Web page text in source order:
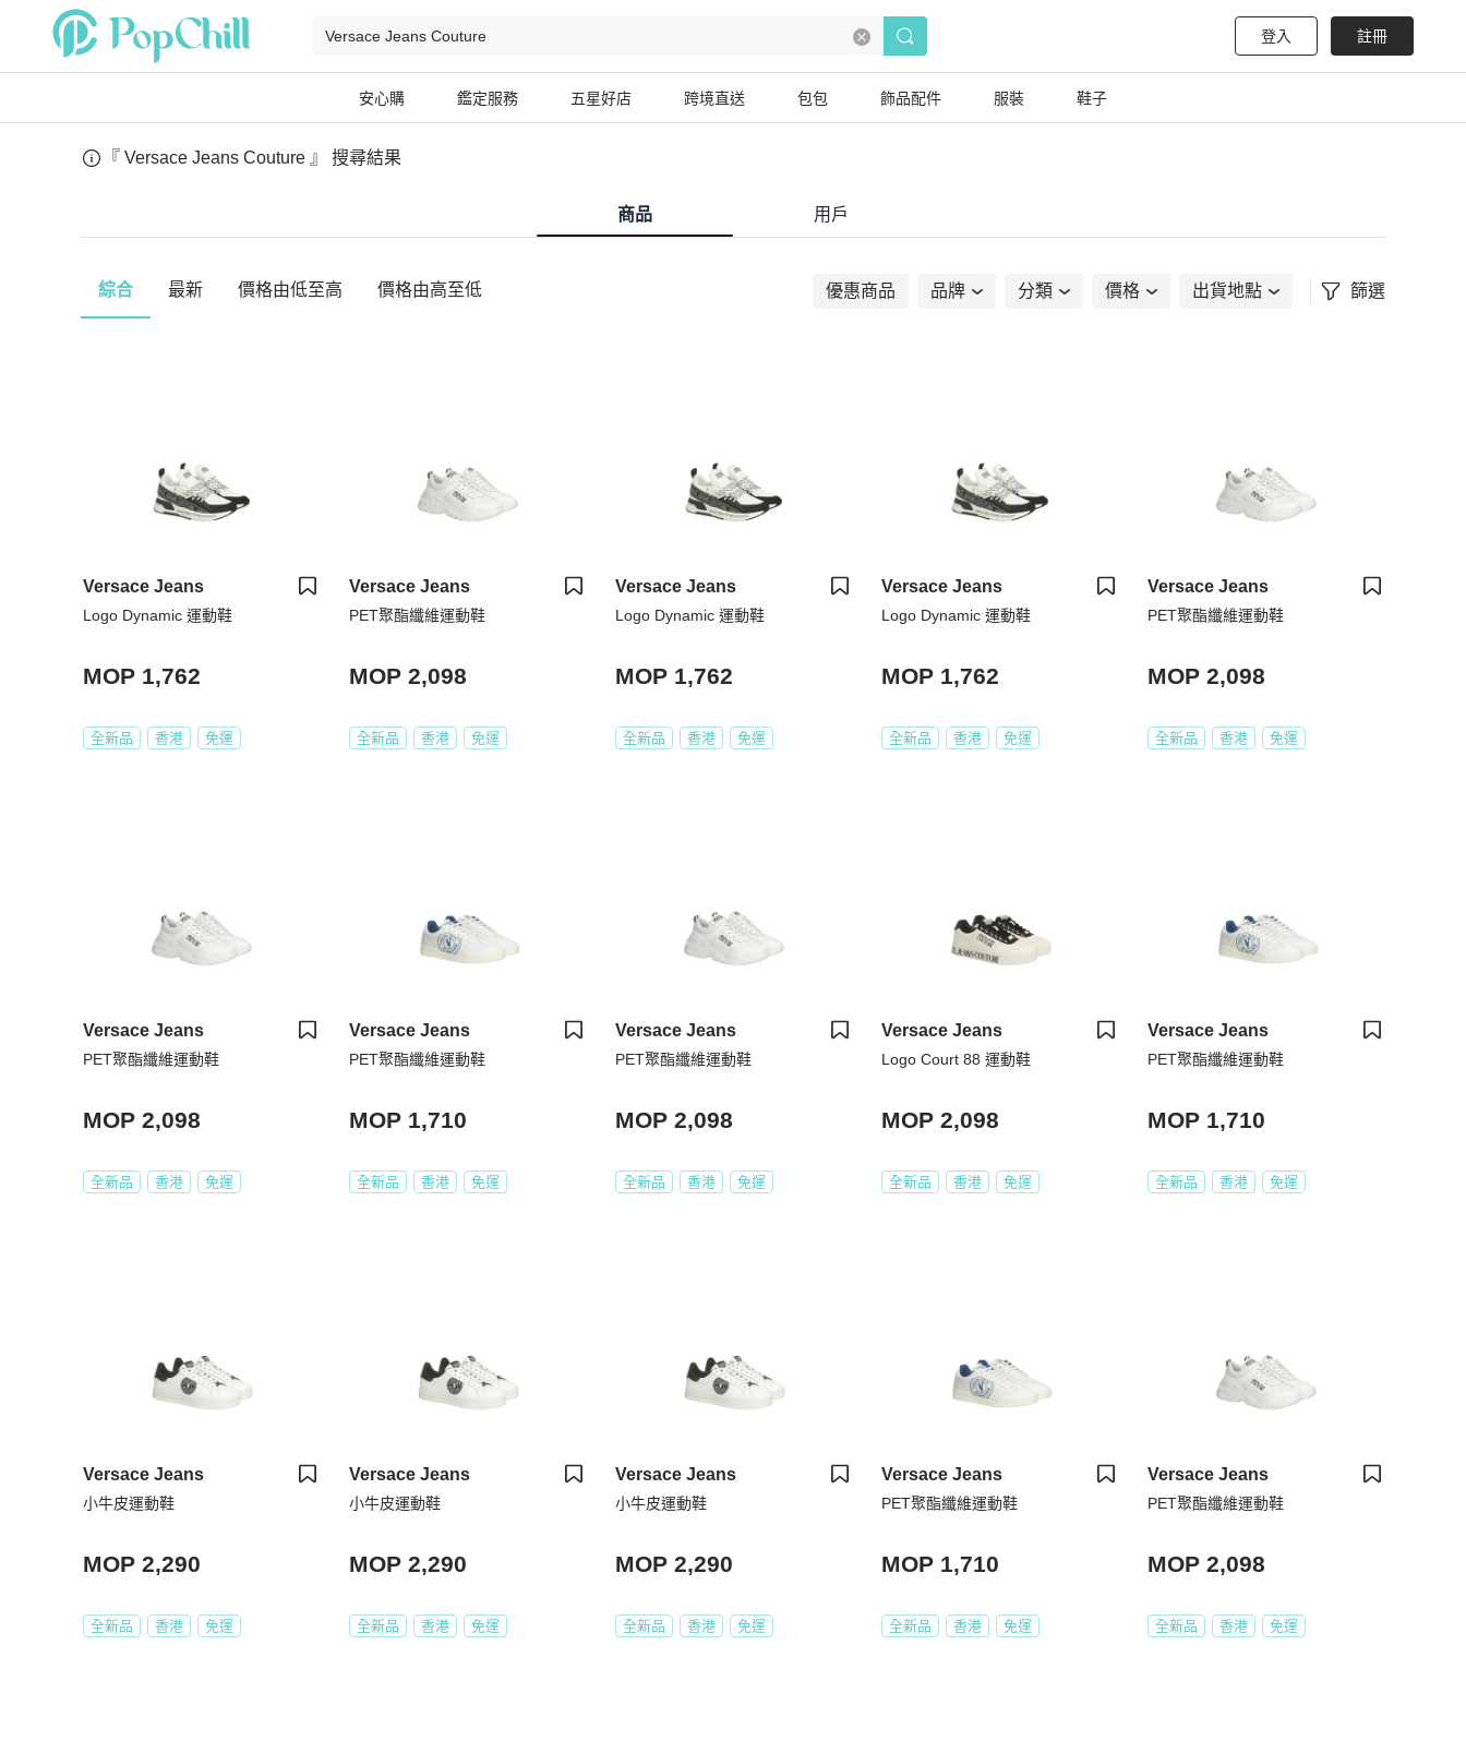
登入 註冊
安心購 鑑定服務 五星好店 跨境直送 包包 飾品配件 服裝 鞋子
『 Versace Jeans Couture 』 搜尋結果
商品 用戶
綜合 最新 價格由低至高 價格由高至低 優惠商品 品牌 分類 價格 出貨地點 篩選
Versace Jeans
Logo Dynamic 運動鞋
MOP 1,762
全新品 香港 免運
Versace Jeans
PET聚酯纖維運動鞋
MOP 2,098
全新品 香港 免運
Versace Jeans
Logo Dynamic 運動鞋
MOP 1,762
全新品 香港 免運
Versace Jeans
Logo Dynamic 運動鞋
MOP 1,762
全新品 香港 免運
Versace Jeans
PET聚酯纖維運動鞋
MOP 2,098
全新品 香港 免運
Versace Jeans
PET聚酯纖維運動鞋
MOP 2,098
全新品 香港 免運
Versace Jeans
PET聚酯纖維運動鞋
MOP 1,710
全新品 香港 免運
Versace Jeans
PET聚酯纖維運動鞋
MOP 2,098
全新品 香港 免運
Versace Jeans
Logo Court 88 運動鞋
MOP 2,098
全新品 香港 免運
Versace Jeans
PET聚酯纖維運動鞋
MOP 1,710
全新品 香港 免運
Versace Jeans
小牛皮運動鞋
MOP 2,290
全新品 香港 免運
Versace Jeans
小牛皮運動鞋
MOP 2,290
全新品 香港 免運
Versace Jeans
小牛皮運動鞋
MOP 2,290
全新品 香港 免運
Versace Jeans
PET聚酯纖維運動鞋
MOP 1,710
全新品 香港 免運
Versace Jeans
PET聚酯纖維運動鞋
MOP 2,098
全新品 香港 免運